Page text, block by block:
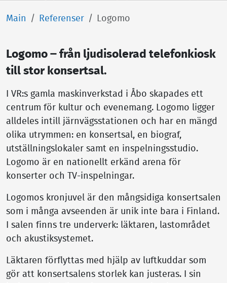
Main Referenser Logomo
Logomo ‒ från ljudisolerad telefonkiosk
till stor konsertsal.
I VR:s gamla maskinverkstad i Åbo skapades ett
centrum för kultur och evenemang. Logomo ligger
alldeles intill järnvägsstationen och har en mängd
olika utrymmen: en konsertsal, en biograf,
utställningslokaler samt en inspelningsstudio.
Logomo är en nationellt erkänd arena för
konserter och TV-inspelningar.
Logomos kronjuvel är den mångsidiga konsertsalen
som i många avseenden är unik inte bara i Finland.
I salen finns tre underverk: läktaren, lastområdet
och akustiksystemet.
Läktaren förflyttas med hjälp av luftkuddar som
gör att konsertsalens storlek kan justeras. I sin